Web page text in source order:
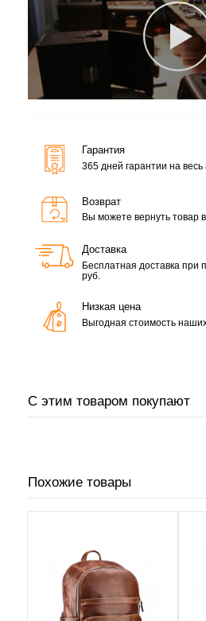
Гарантия
365 дней гарантии на весь
Возврат
Вы можете вернуть товар
Доставка
Бесплатная доставка при
руб.
Низкая цена
Выгодная стоимость
С этим товаром покупают
Похожие товары